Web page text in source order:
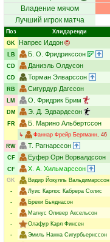
Владение мячом
Лучший игрок матча
Поз Хлидаренди
GK
Напрес Иддон
LB
Б. О. Фридрикссон
CD
Даниэль Олдусон
CD
Торман Элварссон
RB
Сигурдур Дагссон
LM
О. Фридрик Брим
DM
Э. Д. Эдвардссон
FR
Б. Марино Альбертссон
↳
Фаннар Фрейр Бергманн, 46
RW
Т. Рагнарссон
CF
Еуфер Орн Ворвалдссон
CF
Х. А. Хильмарссон
GK
Видир Йокулль Вальдимарссон
-
Луис Карлос Кабрера Солис
-
Бреки Бьяднасон
-
Магнус Оливер Аксельсон
-
Олафур Карл Финсен
-
Эмиль Нанна Сигурбьернссон